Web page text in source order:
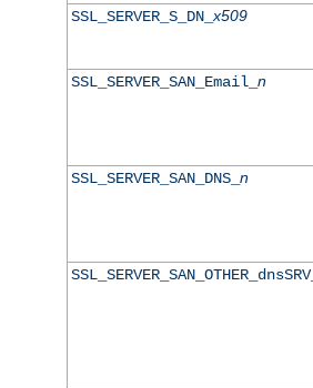
SSL_SERVER_S_DN_x509
SSL_SERVER_SAN_Email_ n
SSL_SERVER_SAN_DNS_ n
SSL_SERVER_SAN_OTHER_dnsSRV_